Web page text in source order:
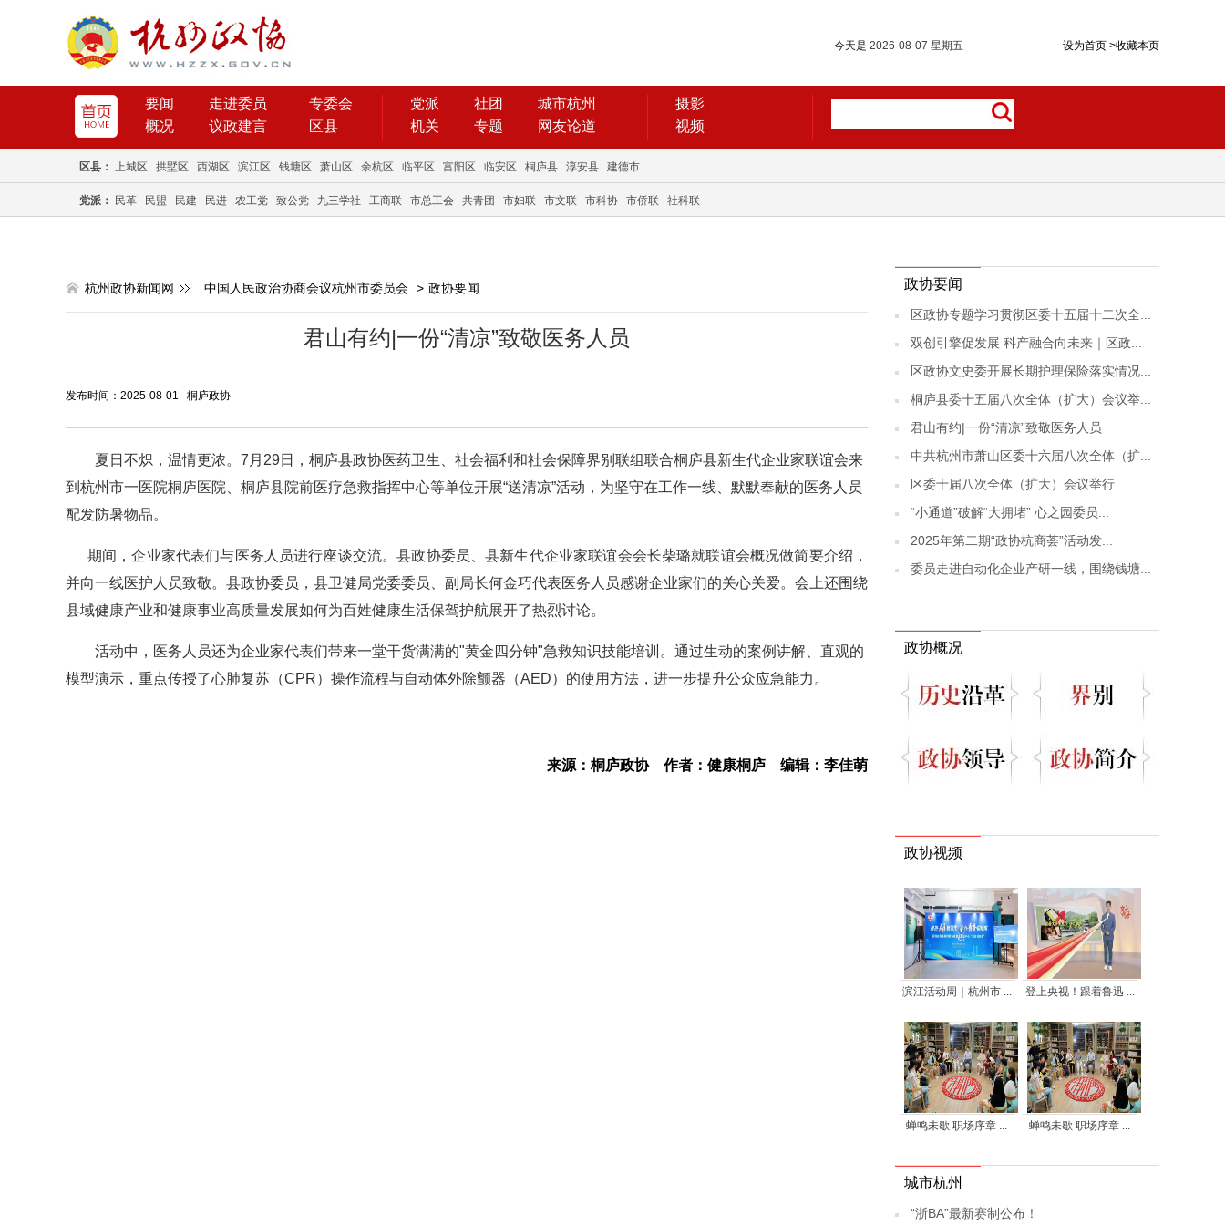
设为首页 >收藏本页
今天是 2026-08-07 星期五
要闻 走进委员
专委会
概况
议政建言 区县
党派 社团
城市杭州
机关
专题 网友论道
摄影
视频
区县： 上城区 拱墅区 西湖区 滨江区 钱塘区 萧山区 余杭区 临平区 富阳区 临安区 桐庐县 淳安县 建德市
党派： 民革 民盟 民建 民进 农工党 致公党 九三学社 工商联 市总工会 共青团 市妇联 市文联 市科协 市侨联 社科联
杭州政协新闻网 中国人民政治协商会议杭州市委员会 > 政协要闻
君山有约|一份“清凉”致敬医务人员
发布时间：2025-08-01 桐庐政协
夏日不炽，温情更浓。7月29日，桐庐县政协医药卫生、社会福利和社会保障界别联组联合桐庐县新生代企业家联谊会来
到杭州市一医院桐庐医院、桐庐县院前医疗急救指挥中心等单位开展“送清凉”活动，为坚守在工作一线、默默奉献的医务人员
配发防暑物品。
期间，企业家代表们与医务人员进行座谈交流。县政协委员、县新生代企业家联谊会会长柴璐就联谊会概况做简要介绍，
并向一线医护人员致敬。县政协委员，县卫健局党委委员、副局长何金巧代表医务人员感谢企业家们的关心关爱。会上还围绕
县域健康产业和健康事业高质量发展如何为百姓健康生活保驾护航展开了热烈讨论。
活动中，医务人员还为企业家代表们带来一堂干货满满的"黄金四分钟"急救知识技能培训。通过生动的案例讲解、直观的
模型演示，重点传授了心肺复苏（CPR）操作流程与自动体外除颤器（AED）的使用方法，进一步提升公众应急能力。
来源：桐庐政协 作者：健康桐庐 编辑：李佳萌
政协要闻
区政协专题学习贯彻区委十五届十二次全...
双创引擎促发展 科产融合向未来｜区政...
区政协文史委开展长期护理保险落实情况...
桐庐县委十五届八次全体（扩大）会议举...
君山有约|一份“清凉”致敬医务人员
中共杭州市萧山区委十六届八次全体（扩...
区委十届八次全体（扩大）会议举行
“小通道”破解“大拥堵” 心之园委员...
2025年第二期“政协杭商荟”活动发...
委员走进自动化企业产研一线，围绕钱塘...
政协概况
政协视频
滨江活动周｜杭州市 ... 登上央视！跟着鲁迅 ...
蝉鸣未歇 职场序章 ... 蝉鸣未歇 职场序章 ...
城市杭州
“浙BA”最新赛制公布！